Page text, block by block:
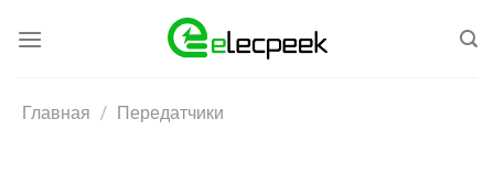
Главная / Передатчики